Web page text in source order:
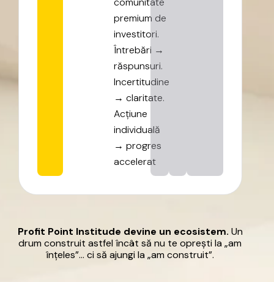
premium de
investitori.
Întrebări →
răspunsuri.
Incertitudine
→ claritate.
Acțiune
individuală
→ progres
accelerat
Profit Point Institude devine un ecosistem. Un
drum construit astfel încât să nu te oprești la „am
înțeles”… ci să ajungi la „am construit”.